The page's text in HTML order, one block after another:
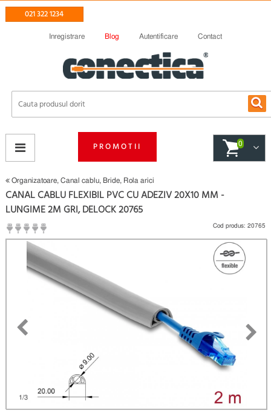
021 322 1234
Inregistrare Blog Autentificare Contact
PROMOTII 0
Organizatoare, Canal cablu, Bride, Rola arici
1/3
CANAL CABLU FLEXIBIL PVC CU ADEZIV 20X10 MM -
LUNGIME 2M GRI, DELOCK 20765
(
Cod produs: 20765